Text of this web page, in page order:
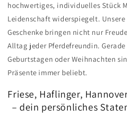
hochwertiges, individuelles Stück
Leidenschaft widerspiegelt.
Geschenke bringen nicht nur
Alltag jeder Pferdefreundin. Gerade
Geburtstagen oder Weihnachten
Präsente immer beliebt.
Friese, Haflinger,
– dein persönliches